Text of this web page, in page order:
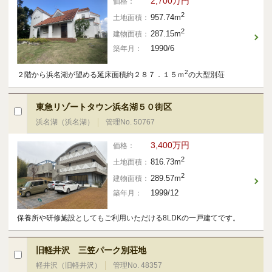
土地面積： 957.74m2
建物面積： 287.15m2
築年月： 1990/6
２階から浜名湖が望める延床面積約２８７．１５ｍ2の大型別荘
東急リゾートタウン浜名湖５０街区
浜名湖（浜名湖） 管理No. 50767
価格： 3,400万円
土地面積： 816.73m2
建物面積： 289.57m2
築年月： 1999/12
保養所や研修施設としてもご利用いただける8LDKの一戸建てです。
旧軽井沢 三笠パーク別荘地
軽井沢（旧軽井沢） 管理No. 48357